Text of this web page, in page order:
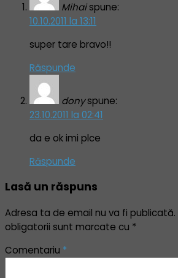
Mihaispune:
10.10.2011 la 13:11
super tare bravo!!
Răspunde
donyspune:
23.10.2011 la 02:41
da e ok imi plce
Răspunde
Lasă un răspuns
Adresa ta de email nu va fi publicată.
obligatorii sunt marcate cu *
Comentariu *